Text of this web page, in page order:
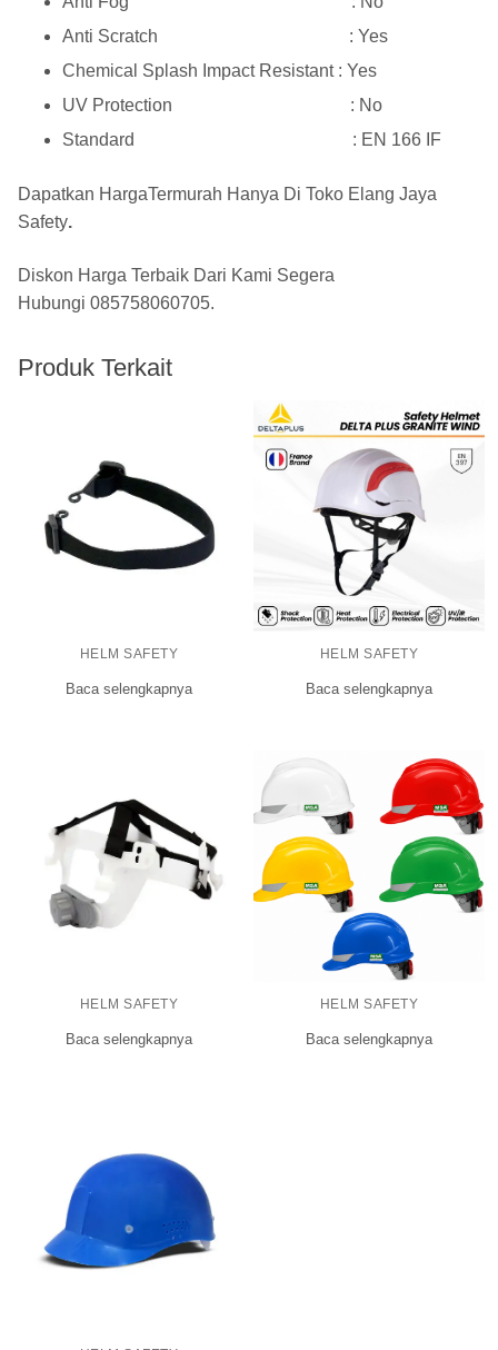
Anti Scratch : Yes
Chemical Splash Impact Resistant : Yes
UV Protection : No
Standard : EN 166 IF
Dapatkan HargaTermurah Hanya Di Toko Elang Jaya
Safety.
Diskon Harga Terbaik Dari Kami Segera
Hubungi 085758060705.
Produk Terkait
HELM SAFETY
Baca selengkapnya
HELM SAFETY
Baca selengkapnya
HELM SAFETY
Baca selengkapnya
HELM SAFETY
Baca selengkapnya